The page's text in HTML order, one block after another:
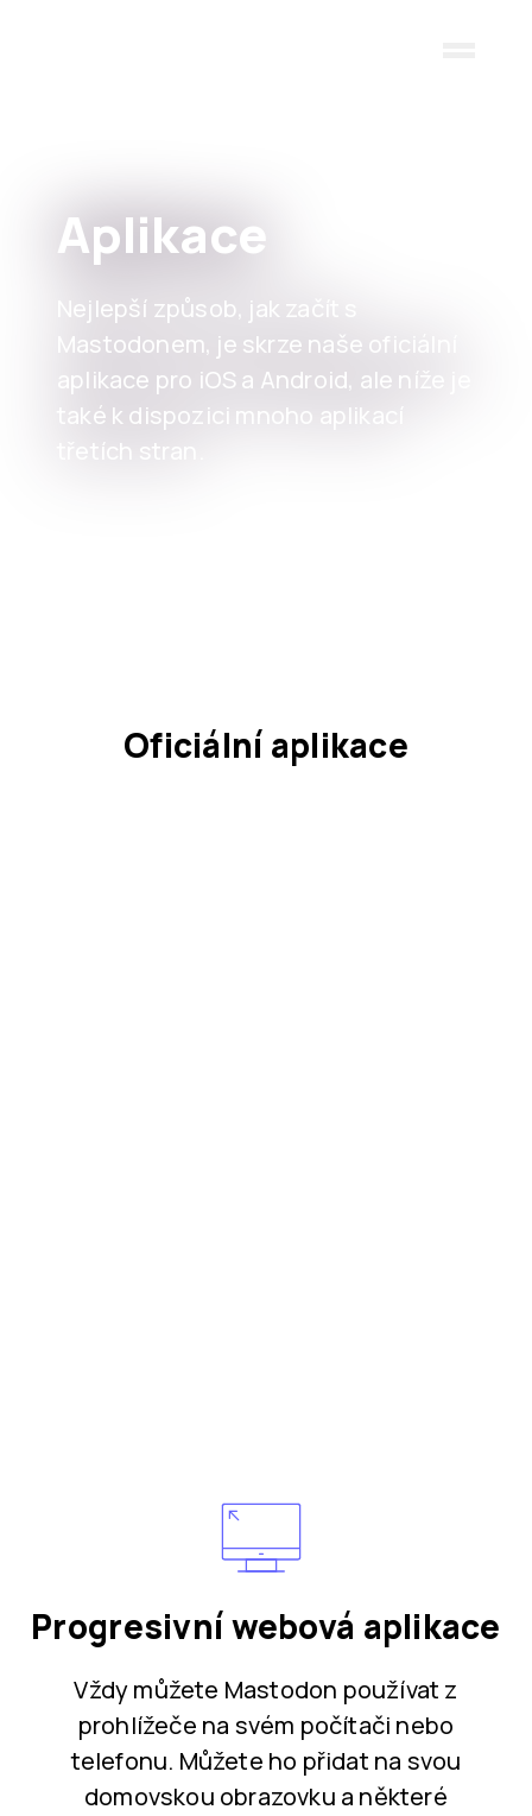
Aplikace
Nejlepší způsob, jak začít s
Mastodonem, je skrze naše oficiální
aplikace pro iOS a Android, ale níže je
také k dispozici mnoho aplikací
třetích stran.
Oficiální aplikace
Progresivní webová aplikace
Vždy můžete Mastodon používat z
prohlížeče na svém počítači nebo
telefonu. Můžete ho přidat na svou
domovskou obrazovku a některé